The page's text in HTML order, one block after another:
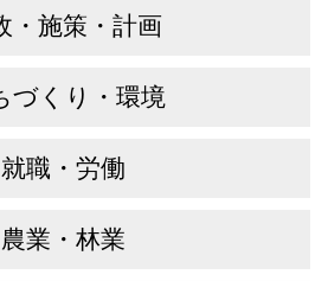
・施策・計画
づくり・環境
就職・労働
農業・林業